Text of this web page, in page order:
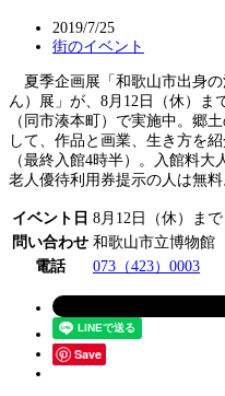
2019/7/25
街のイベント
夏季企画展「和歌山市出身の
ん）展」が、8月12日（休）ま
（同市湊本町）で実施中。郷
して、作品と画業、生き方を
（最終入館4時半）。入館料
老人優待利用券提示の人は無料
イベント日 8月12日（休）まで
問い合わせ 和歌山市立博物館
電話
073（423）0003
Save